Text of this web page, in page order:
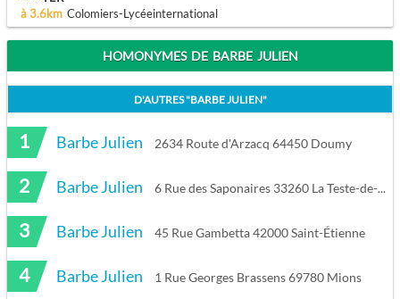
à 3.6km Colomiers-Lycéeinternational
HOMONYMES DE BARBE JULIEN
D'AUTRES "BARBE JULIEN"
1 Barbe Julien 2634 Route d'Arzacq 64450 Doumy
2 Barbe Julien 6 Rue des Saponaires 33260 La Teste-de-Buch
3 Barbe Julien 45 Rue Gambetta 42000 Saint-Étienne
4 Barbe Julien 1 Rue Georges Brassens 69780 Mions